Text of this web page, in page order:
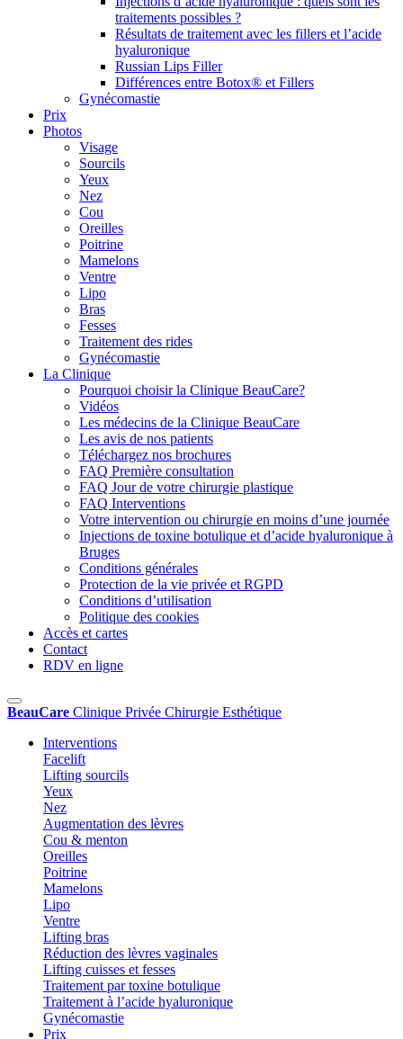
traitements possibles ?
Résultats de traitement avec les fillers et l’acide
hyaluronique
Russian Lips Filler
Différences entre Botox® et Fillers
Gynécomastie
Prix
Photos
Visage
Sourcils
Yeux
Nez
Cou
Oreilles
Poitrine
Mamelons
Ventre
Lipo
Bras
Fesses
Traitement des rides
Gynécomastie
La Clinique
Pourquoi choisir la Clinique BeauCare?
Vidéos
Les médecins de la Clinique BeauCare
Les avis de nos patients
Téléchargez nos brochures
FAQ Première consultation
FAQ Jour de votre chirurgie plastique
FAQ Interventions
Votre intervention ou chirurgie en moins d’une journée
Injections de toxine botulique et d’acide hyaluronique à
Bruges
Conditions générales
Protection de la vie privée et RGPD
Conditions d’utilisation
Politique des cookies
Accès et cartes
Contact
RDV en ligne
BeauCare Clinique Privée Chirurgie Esthétique
Interventions
Facelift
Lifting sourcils
Yeux
Nez
Augmentation des lèvres
Cou & menton
Oreilles
Poitrine
Mamelons
Lipo
Ventre
Lifting bras
Réduction des lèvres vaginales
Lifting cuisses et fesses
Traitement par toxine botulique
Traitement à l’acide hyaluronique
Gynécomastie
Prix